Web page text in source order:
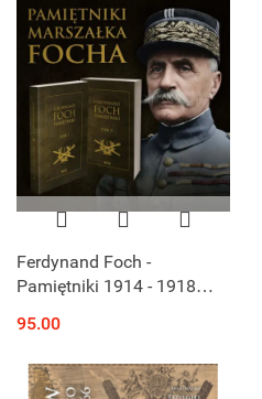
Ferdynand Foch -
Pamiętniki 1914 - 1918
95.00